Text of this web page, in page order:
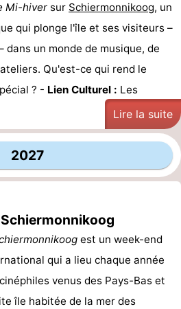
Mi-hiver sur Schiermonnikoog, un
qui plonge l'île et ses visiteurs –
dans un monde de musique, de
Qu'est-ce qui rend le
? - Lien Culturel : Les
Lire la suite
2027
est un week-end
qui a lieu chaque année
venus des Pays-Bas et
île habitée de la mer des